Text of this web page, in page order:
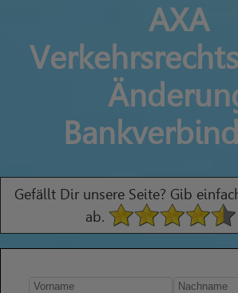
AXA
Gefällt Dir unsere Seite? Gib
ab.